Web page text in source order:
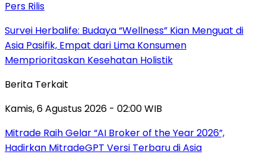
Pers Rilis
Survei Herbalife: Budaya “Wellness” Kian Menguat di
Asia Pasifik, Empat dari Lima Konsumen
Memprioritaskan Kesehatan Holistik
Berita Terkait
Kamis, 6 Agustus 2026 - 02:00 WIB
Mitrade Raih Gelar “AI Broker of the Year 2026”,
Hadirkan MitradeGPT Versi Terbaru di Asia